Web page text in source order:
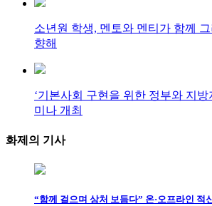
소년원 학생, 멘토와 멘티가 함께
향해
‘기본사회 구현을 위한 정부와 지방
미나 개최
화제의 기사
“함께 걸으며 상처 보듬다” 온·오프라인 적